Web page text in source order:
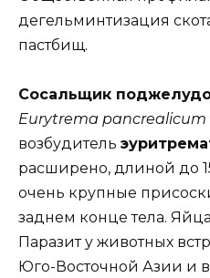
дегельминтизация
пастбищ.
Сосальщик
Eurytrema pancrealicum
возбудитель
расширено, длиной до
очень крупные
заднем конце тела.
Паразит у животных
Юго-Восточной Азии и